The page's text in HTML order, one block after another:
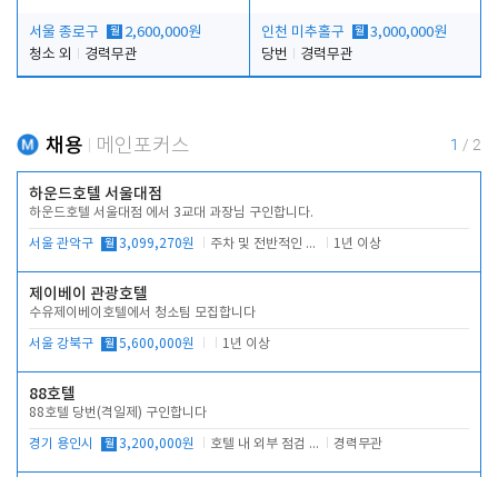
서울 종로구 월 2,600,000원
청소 외
경력무관
인천 미추홀구 월 3,000,000원
당번
경력무관
채용 메인포커스 1 / 2
하운드호텔 서울대점
하운드호텔 서울대점 에서 3교대 과장님 구인합니다.
서울 관악구 월 3,099,270원 주차 및 전반적인 당번업무 1년 이상
제이베이 관광호텔
수유제이베이호텔에서 청소팀 모집합니다
서울 강북구 월 5,600,000원 1년 이상
88호텔
88호텔 당번(격일제) 구인합니다
경기 용인시 월 3,200,000원 호텔 내 외부 점검 및 프런트 운영 경력무관